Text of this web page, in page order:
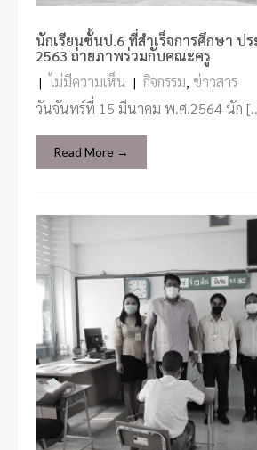
นักเรียนชั้นป.6 ที่สำเร็จการศึกษา ป
2563 ถ่ายภาพร่วมกับคณะครู
| ไม่มีความเห็น | กิจกรรม, ข่าวสาร
วันจันทร์ที่ 15 มีนาคม พ.ศ.2564 นัก
Read More →